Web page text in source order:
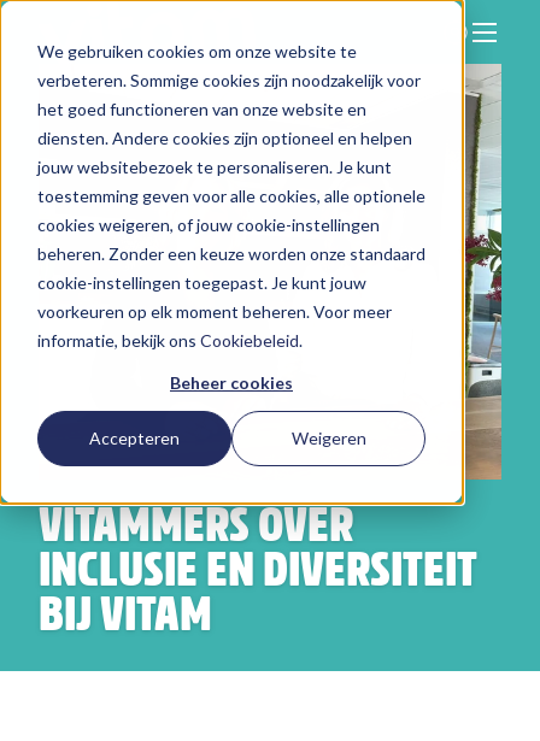
We gebruiken cookies om onze website te
verbeteren. Sommige cookies zijn noodzakelijk voor
het goed functioneren van onze website en
diensten. Andere cookies zijn optioneel en helpen
jouw websitebezoek te personaliseren. Je kunt
toestemming geven voor alle cookies, alle optionele
cookies weigeren, of jouw cookie-instellingen
beheren. Zonder een keuze worden onze standaard
cookie-instellingen toegepast. Je kunt jouw
voorkeuren op elk moment beheren. Voor meer
informatie, bekijk ons Cookiebeleid.
Beheer cookies
Accepteren Weigeren
Hier vind je ons
Onze aanpak
Over Vitam
Nieuws
Contact
Werken bij
Zoeken
VITAMMERS OVER
INCLUSIE EN DIVERSITEIT
BIJ VITAM